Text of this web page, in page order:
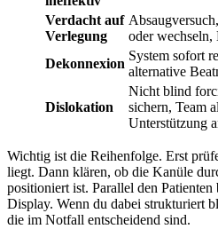
Verdacht auf
Verlegung
oder
Dekonnexion
System sofort
alternative
Dislokation
Nicht blind
sichern, Team
Unterstützung
Wichtig ist die Reihenfolge. Erst
liegt. Dann klären, ob die Kanüle
positioniert ist. Parallel den Patienten
Display. Wenn du dabei strukturiert
die im Notfall entscheidend sind.